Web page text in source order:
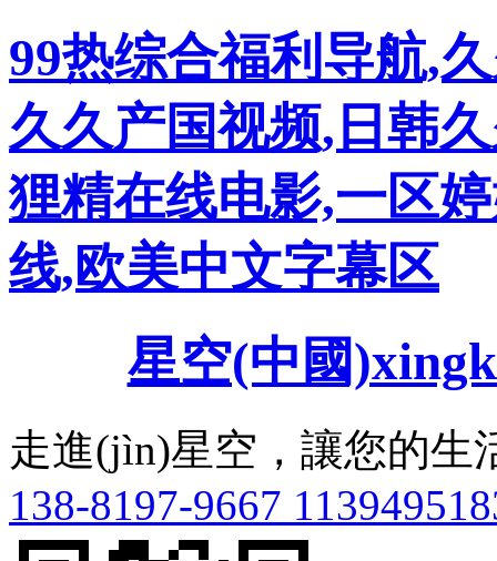
99热综合福利导航,
久久产国视频,日韩
狸精在线电影,一区
线,欧美中文字幕区
星空(中國
走進(jìn)星空，讓您的生活變
138-8197-9667